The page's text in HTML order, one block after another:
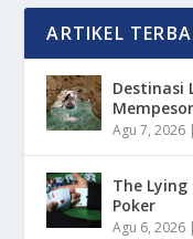
ARTIKEL
Destinasi
Agu 7, 2026
The
Poker
Agu 6, 2026